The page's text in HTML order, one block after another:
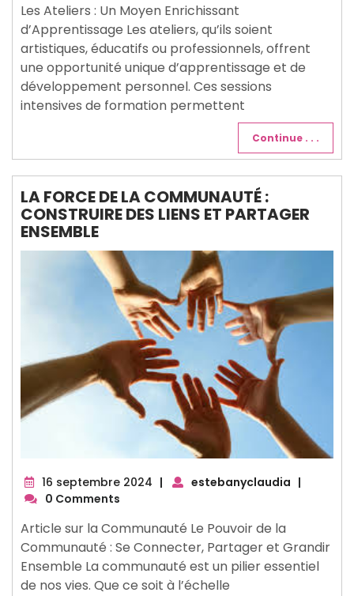
Les Ateliers : Un Moyen Enrichissant
d’Apprentissage Les ateliers, qu’ils soient
artistiques, éducatifs ou professionnels, offrent
une opportunité unique d’apprentissage et de
développement personnel. Ces sessions
intensives de formation permettent
Continue . . .
LA FORCE DE LA COMMUNAUTÉ :
CONSTRUIRE DES LIENS ET PARTAGER
ENSEMBLE
16 septembre 2024 16| estebanyclaudia |
0 Comments
Article sur la Communauté Le Pouvoir de la
Communauté : Se Connecter, Partager et Grandir
Ensemble La communauté est un pilier essentiel
de nos vies. Que ce soit à l’échelle